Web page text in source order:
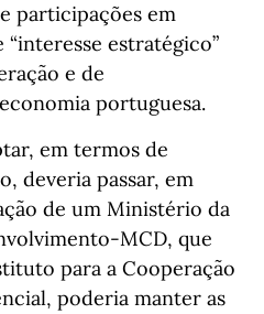
participações em
estratégico”
e de
portuguesa.
em termos de
deveria passar, em
de um Ministério da
MCD, que
para a Cooperação
poderia manter as